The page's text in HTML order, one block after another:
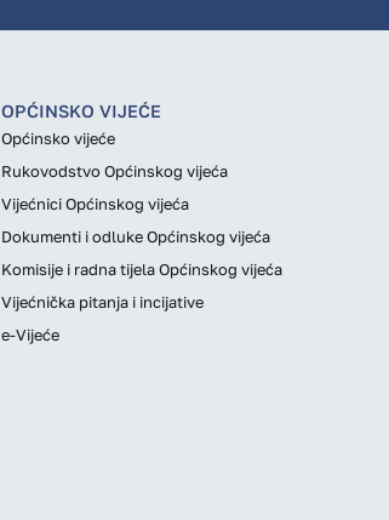
OPĆINSKO VIJEĆE
Općinsko vijeće
Rukovodstvo Općinskog vijeća
Vijećnici Općinskog vijeća
Dokumenti i odluke Općinskog vijeća
Komisije i radna tijela Općinskog vijeća
Vijećnička pitanja i incijative
e-Vijeće